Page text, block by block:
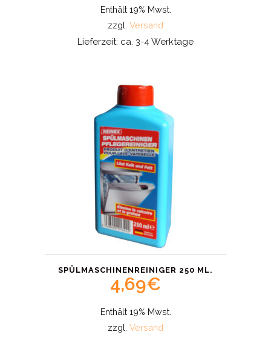
Enthält 19% Mwst.
zzgl. Versand
Lieferzeit: ca. 3-4 Werktage
SPÜLMASCHINENREINIGER 250 ML.
4,69€
Enthält 19% Mwst.
zzgl. Versand